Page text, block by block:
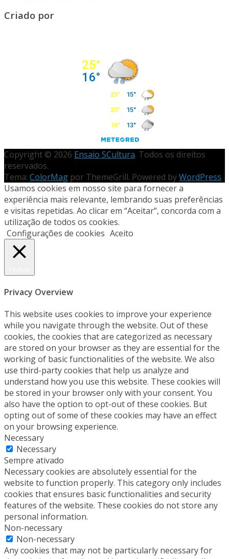
Criado por
Copyright © 2026 Ensaio SCultura. Todos os direitos
reservados.
Tema: ColorMag por ThemeGrill. Powered byWordPress.
Usamos cookies em nosso site para fornecer a
experiência mais relevante, lembrando suas preferências
e visitas repetidas. Ao clicar em “Aceitar”, concorda com a
utilização de todos os cookies.
Configurações de cookies Aceito
Privacy Overview
This website uses cookies to improve your experience
while you navigate through the website. Out of these
cookies, the cookies that are categorized as necessary
are stored on your browser as they are essential for the
working of basic functionalities of the website. We also
use third-party cookies that help us analyze and
understand how you use this website. These cookies will
be stored in your browser only with your consent. You
also have the option to opt-out of these cookies. But
opting out of some of these cookies may have an effect
on your browsing experience.
Necessary
Necessary
Sempre ativado
Necessary cookies are absolutely essential for the
website to function properly. This category only includes
cookies that ensures basic functionalities and security
features of the website. These cookies do not store any
personal information.
Non-necessary
Non-necessary
Any cookies that may not be particularly necessary for